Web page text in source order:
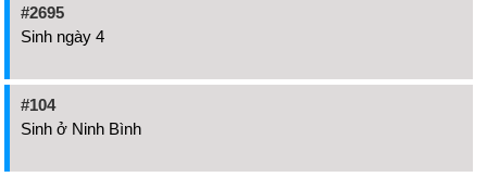
#2695
Sinh ngày 4
#104
Sinh ở Ninh Bình